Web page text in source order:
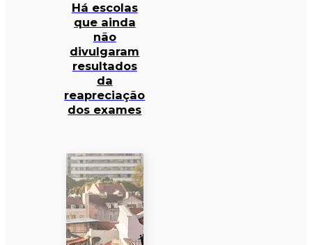
Há escolas
que ainda
não
divulgaram
resultados
da
reapreciação
dos exames